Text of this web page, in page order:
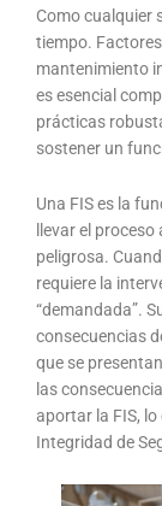
Como cualquier
tiempo.
mantenimiento
es esencial
prácticas
sostener un
Una FIS es la
llevar el
peligrosa.
requiere la
“demandada”.
consecuencias
que se
las
aportar la FIS, lo
Integridad de